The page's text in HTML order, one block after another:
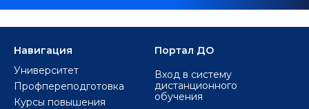
Навигация
Университет
Профпереподготовка
Курсы повышения
Портал ДО
Вход в систему
дистанционного
обучения